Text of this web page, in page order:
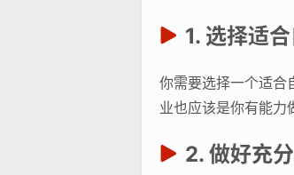
1. 选择适
你需要选择一个适合
业也应该是你有能力
2. 做好充